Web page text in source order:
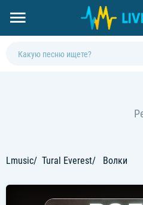
Lmusic Tural Everest Волки